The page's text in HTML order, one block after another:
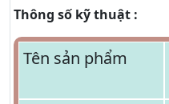
Thông số kỹ thuật :
Tên sản phẩm